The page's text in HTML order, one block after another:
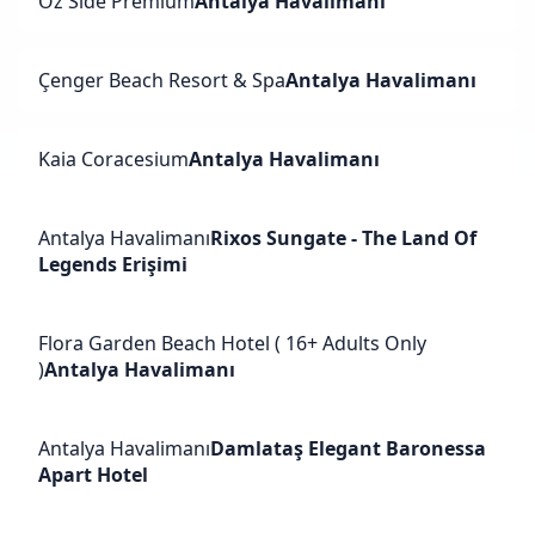
Çenger Beach Resort & SpaAntalya Havalimanı
Kaia CoracesiumAntalya Havalimanı
Antalya HavalimanıRixos Sungate - The Land Of
Legends Erişimi
Flora Garden Beach Hotel ( 16+ Adults Only
)Antalya Havalimanı
Antalya HavalimanıDamlataş Elegant Baronessa
Apart Hotel